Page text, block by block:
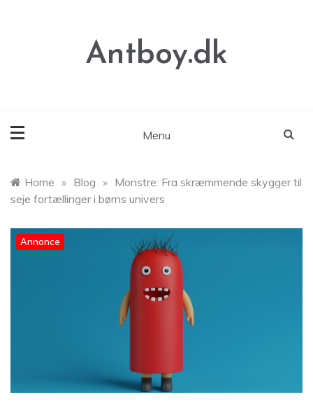
Antboy.dk
Menu
Home » Blog » Monstre: Fra skræmmende skygger til
seje fortællinger i børns univers
Annonce